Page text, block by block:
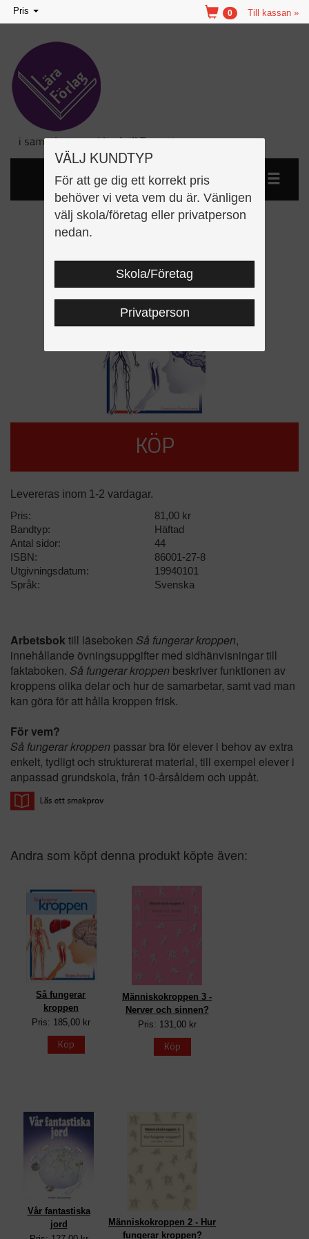
VÄLJ KUNDTYP
För att ge dig ett korrekt pris
behöver vi veta vem du är. Vänligen
välj skola/företag eller privatperson
nedan.
Skola/Företag
Privatperson
Toggle
navigation
Pris Till kassan »
0
Så fungerar kroppen
arbetsbok
KÖP
Levereras inom 1-2 vardagar.
Pris:
81,00 kr
Bandtyp:
Häftad
Antal sidor:
44
ISBN:
86001-27-8
Utgivningsdatum:
19940101
Språk:
Svenska
Arbetsbok till läseboken Så fungerar kroppen,
innehållande övningsuppgifter med sidhänvisningar till
faktaboken. Så fungerar kroppen beskriver funktionen av
kroppens olika delar och hur de samarbetar, samt vad man
kan göra för att hålla kroppen frisk.
För vem?
Så fungerar kroppen passar bra för elever i behov av extra
enkelt, tydligt och strukturerat material, till exempel elever i
anpassad grundskola, från 10-årsåldern och uppåt.
Andra som köpt denna produkt köpte även:
Så fungerar
kroppen
Pris: 185,00 kr
Köp
Människokroppen 3 -
Nerver och sinnen?
Pris: 131,00 kr
Köp
Vår fantastiska
jord
Människokroppen 2 - Hur
fungerar kroppen?